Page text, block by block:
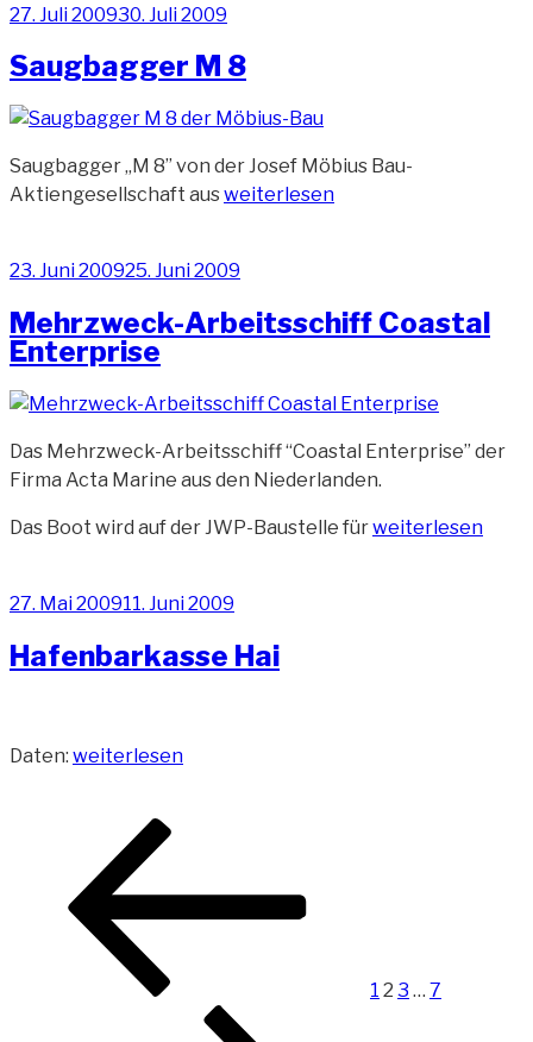
Veröffentlicht
27. Juli 200930. Juli 2009
Saugbagger M 8
Saugbagger „M 8” von der Josef Möbius Bau-
Aktiengesellschaft aus„Saugbagger
weiterlesen
Veröffentlicht
23. Juni 200925. Juni 2009
Mehrzweck-Arbeitsschiff Coastal
Enterprise
Das Mehrzweck-Arbeitsschiff “Coastal Enterprise” der
Firma Acta Marine aus den Niederlanden.
Das Boot wird auf der JWP-Baustelle für„Mehrzweck-
weiterlesen
Veröffentlicht
27. Mai 200911. Juni 2009
Hafenbarkasse Hai
Daten: „Hafenbarkasse
weiterlesen
Beitragsnavigation
1 2 3 … 7